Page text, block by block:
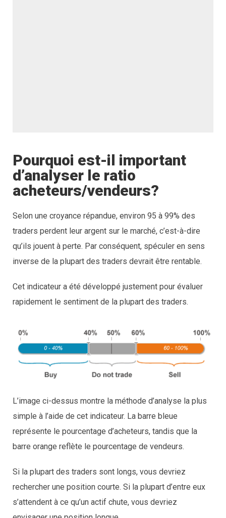
Pourquoi est-il important
d’analyser le ratio
acheteurs/vendeurs?
Selon une croyance répandue, environ 95 à 99% des
traders perdent leur argent sur le marché, c’est-à-dire
qu’ils jouent à perte. Par conséquent, spéculer en sens
inverse de la plupart des traders devrait être rentable.
Cet indicateur a été développé justement pour évaluer
rapidement le sentiment de la plupart des traders.
L’image ci-dessus montre la méthode d’analyse la plus
simple à l’aide de cet indicateur. La barre bleue
représente le pourcentage d’acheteurs, tandis que la
barre orange reflète le pourcentage de vendeurs.
Si la plupart des traders sont longs, vous devriez
rechercher une position courte. Si la plupart d’entre eux
s’attendent à ce qu’un actif chute, vous devriez